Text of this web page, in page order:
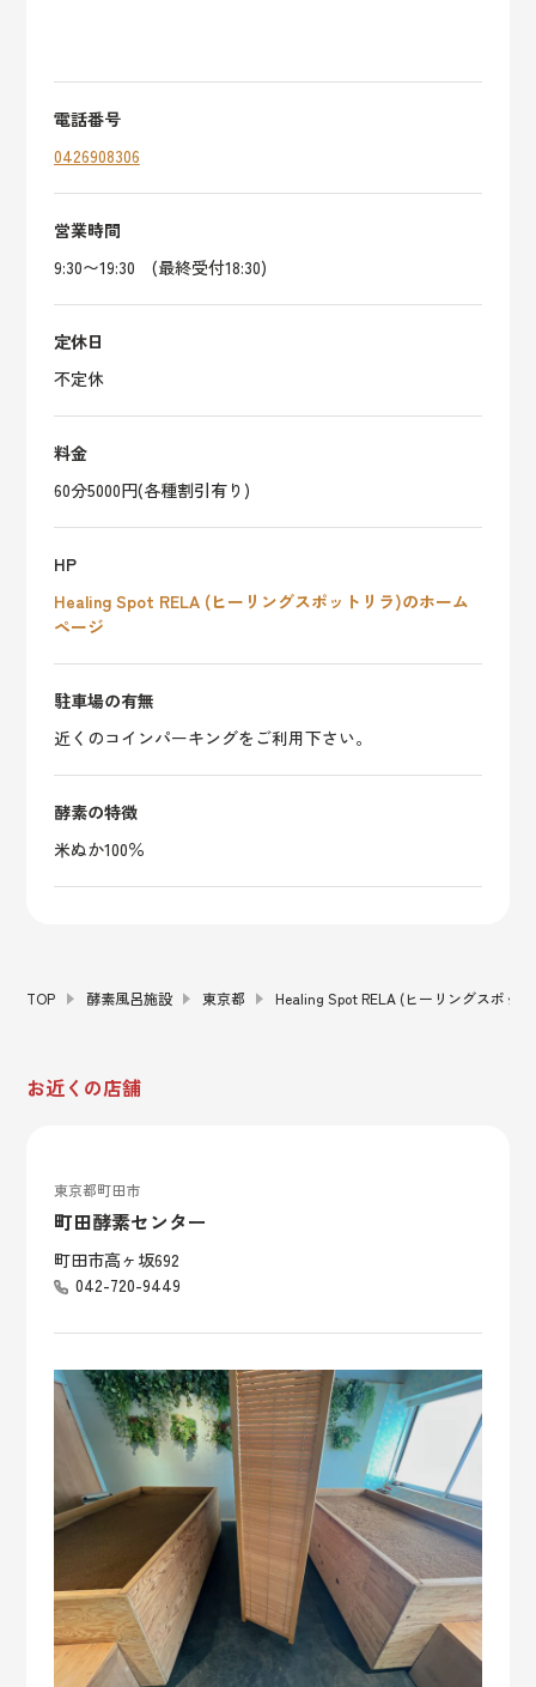
電話番号
0426908306
営業時間
9:30〜19:30 (最終受付18:30)
定休日
不定休
料金
60分5000円(各種割引有り)
HP
Healing Spot RELA (ヒーリングスポットリラ)のホーム
ページ
駐車場の有無
近くのコインパーキングをご利用下さい。
酵素の特徴
米ぬか100％
TOP 酵素風呂施設 東京都 Healing Spot RELA (ヒーリングスポッ
お近くの店舗
東京都町田市
町田酵素センター
町田市高ヶ坂692
042-720-9449